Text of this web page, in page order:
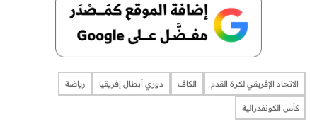
الاتحاد الإفريقي لكرة القدم الكاف دوري أبطال إفريقيا رياضة
كأس الكونفدرالية